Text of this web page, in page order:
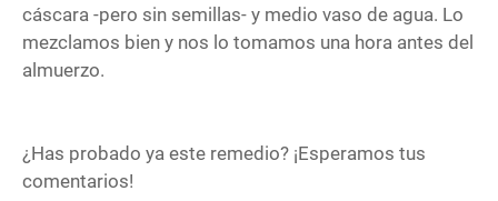
cáscara -pero sin semillas- y medio vaso de agua. Lo
mezclamos bien y nos lo tomamos una hora antes del
almuerzo.
¿Has probado ya este remedio? ¡Esperamos tus
comentarios!